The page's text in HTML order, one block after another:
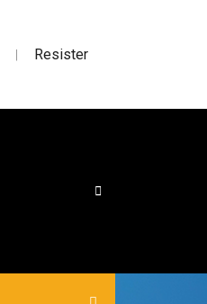
| Resister